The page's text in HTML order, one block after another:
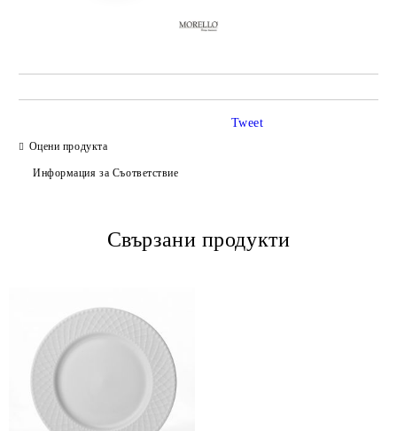
Оцени продукта
Информация за Съответствие
Tweet
Свързани продукти